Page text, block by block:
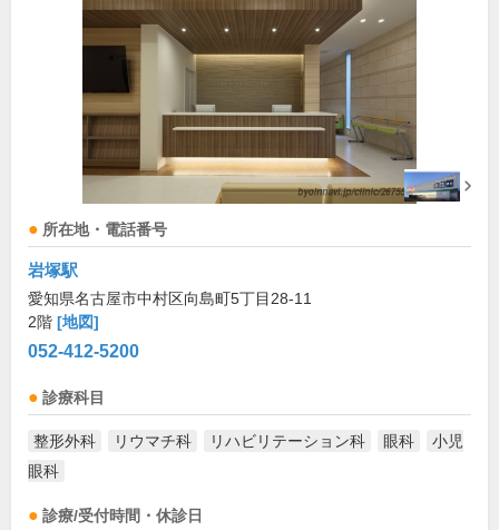
所在地・電話番号
岩塚駅
愛知県名古屋市中村区向島町5丁目28-11
2階 [地図]
052-412-5200
診療科目
整形外科 リウマチ科 リハビリテーション科 眼科
小児
眼科
診療/受付時間・休診日